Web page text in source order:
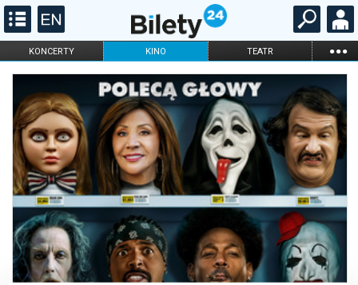
KONCERTY KINO TEATR ...
FILHARMONIA OPERA I BALET
STAND-UP
DLA DZIECI
ONLINE KARNETY